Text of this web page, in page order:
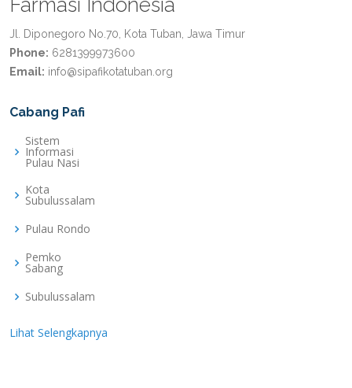
Farmasi Indonesia
Jl. Diponegoro No.70, Kota Tuban, Jawa Timur
Phone: 6281399973600
Email: info@sipafikotatuban.org
Cabang Pafi
Sistem
Informasi
Pulau Nasi
Kota
Subulussalam
Pulau Rondo
Pemko
Sabang
Subulussalam
Lihat Selengkapnya